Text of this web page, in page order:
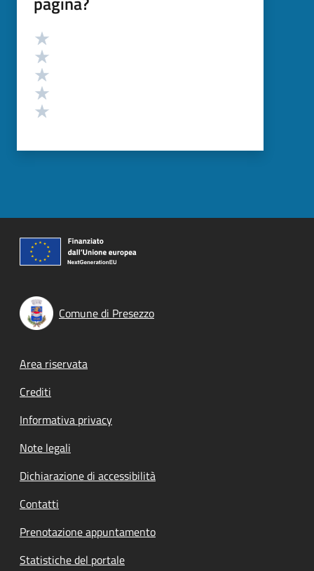
Valutazione
Comune di Presezzo
Footer menu
Area riservata
Crediti
Informativa privacy
Note legali
Dichiarazione di accessibilità
Contatti
Prenotazione appuntamento
Statistiche del portale